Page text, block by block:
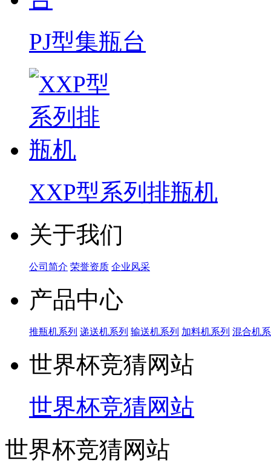
PJ型集瓶台
XXP型系列排瓶机
关于我们
公司简介 荣誉资质 企业风采
产品中心
推瓶机系列 递送机系列 输送机系列 加料机系列 混合机
世界杯竞猜网站
世界杯竞猜网站
世界杯竞猜网站